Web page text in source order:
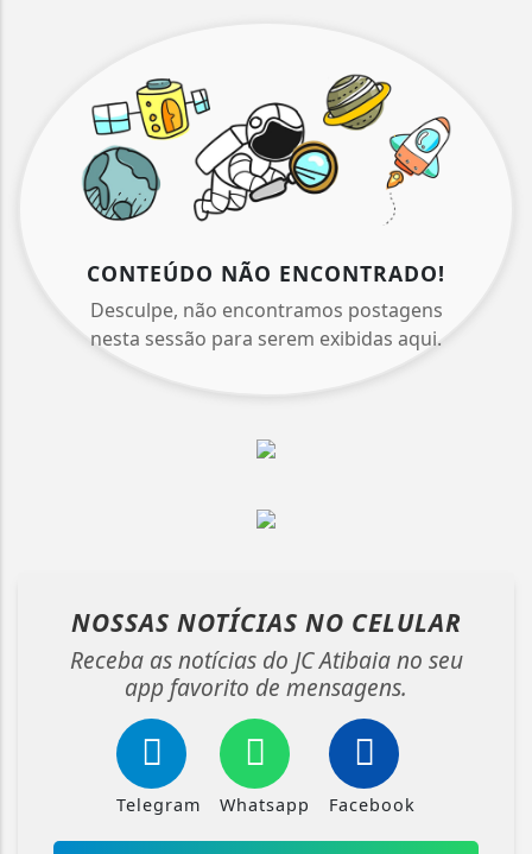
CONTEÚDO NÃO ENCONTRADO!
Desculpe, não encontramos postagens
nesta sessão para serem exibidas aqui.
NOSSAS NOTÍCIAS NO CELULAR
Receba as notícias do JC Atibaia no seu
app favorito de mensagens.
Telegram Whatsapp Facebook